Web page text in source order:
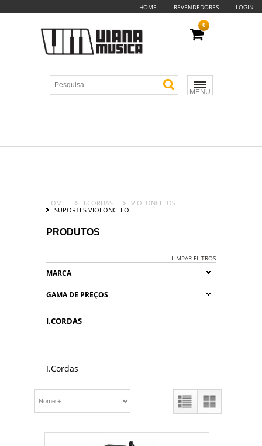
HOME REVENDEDORES LOGIN
MENU
0
HOME I.CORDAS
VIOLONCELOS
SUPORTES VIOLONCELO
PRODUTOS
LIMPAR FILTROS
MARCA
GAMA DE PREÇOS
I.CORDAS
I.Cordas